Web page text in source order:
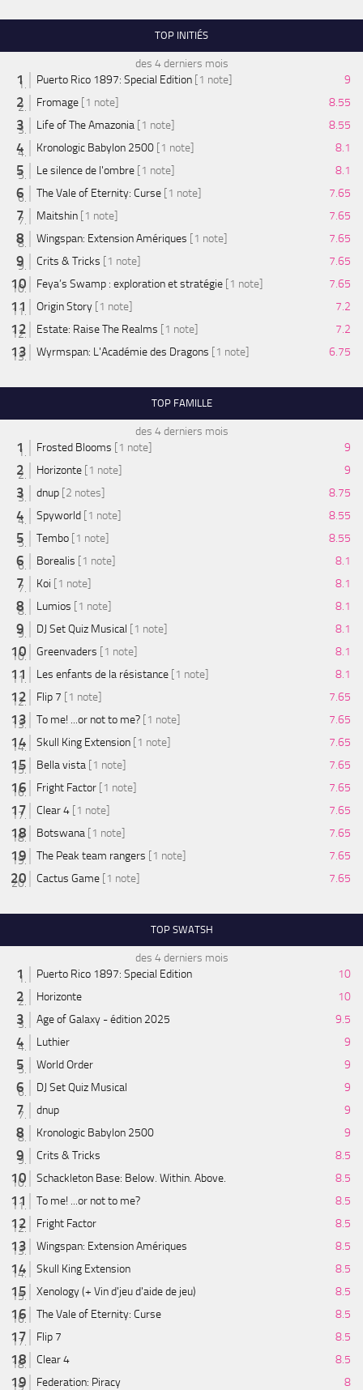
TOP INITIÉS
des 4 derniers mois
Puerto Rico 1897: Special Edition [1 note]
9
Fromage [1 note]
8.55
Life of The Amazonia [1 note]
8.55
Kronologic Babylon 2500 [1 note]
8.1
Le silence de l'ombre [1 note]
8.1
The Vale of Eternity: Curse [1 note]
7.65
Maitshin [1 note]
7.65
Wingspan: Extension Amériques [1 note]
7.65
Crits & Tricks [1 note]
7.65
Feya’s Swamp : exploration et stratégie [1 note]
7.65
Origin Story [1 note]
7.2
Estate: Raise The Realms [1 note]
7.2
Wyrmspan: L'Académie des Dragons [1 note] 6.75
TOP FAMILLE
des 4 derniers mois
Frosted Blooms [1 note]
9
Horizonte [1 note]
9
dnup [2 notes]
8.75
Spyworld [1 note]
8.55
Tembo [1 note]
8.55
Borealis [1 note]
8.1
Koi [1 note]
8.1
Lumios [1 note]
8.1
DJ Set Quiz Musical [1 note]
8.1
Greenvaders [1 note]
8.1
Les enfants de la résistance [1 note]
8.1
Flip 7 [1 note]
7.65
To me! ...or not to me? [1 note]
7.65
Skull King Extension [1 note]
7.65
Bella vista [1 note]
7.65
Fright Factor [1 note]
7.65
Clear 4 [1 note]
7.65
Botswana [1 note]
7.65
The Peak team rangers [1 note]
7.65
Cactus Game [1 note] 7.65
TOP SWATSH
des 4 derniers mois
Puerto Rico 1897: Special Edition
10
Horizonte
10
Age of Galaxy - édition 2025
9.5
Luthier
9
World Order
9
DJ Set Quiz Musical
9
dnup
9
Kronologic Babylon 2500
9
Crits & Tricks
8.5
Schackleton Base: Below. Within. Above.
8.5
To me! ...or not to me?
8.5
Fright Factor
8.5
Wingspan: Extension Amériques
8.5
Skull King Extension
8.5
Xenology (+ Vin d'jeu d'aide de jeu)
8.5
The Vale of Eternity: Curse
8.5
Flip 7
8.5
Clear 4
8.5
Federation: Piracy
8